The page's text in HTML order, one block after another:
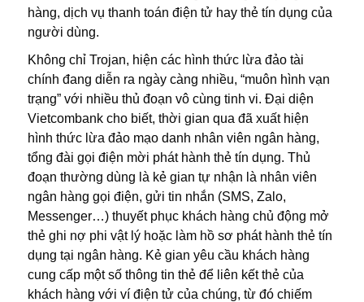
hàng, dịch vụ thanh toán điện tử hay thẻ tín dụng của
người dùng.
Không chỉ Trojan, hiện các hình thức lừa đảo tài
chính đang diễn ra ngày càng nhiều, “muôn hình vạn
trạng” với nhiều thủ đoạn vô cùng tinh vi. Đại diện
Vietcombank cho biết, thời gian qua đã xuất hiện
hình thức lừa đảo mạo danh nhân viên ngân hàng,
tổng đài gọi điện mời phát hành thẻ tín dụng. Thủ
đoạn thường dùng là kẻ gian tự nhận là nhân viên
ngân hàng gọi điện, gửi tin nhắn (SMS, Zalo,
Messenger…) thuyết phục khách hàng chủ động mở
thẻ ghi nợ phi vật lý hoặc làm hồ sơ phát hành thẻ tín
dụng tại ngân hàng. Kẻ gian yêu cầu khách hàng
cung cấp một số thông tin thẻ để liên kết thẻ của
khách hàng với ví điện tử của chúng, từ đó chiếm